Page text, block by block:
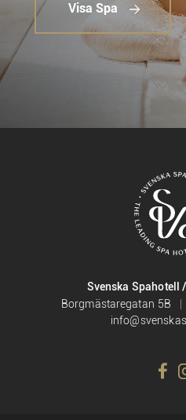
Visa Spa
Svenska Spahotell
Borgmästaregatan 5B